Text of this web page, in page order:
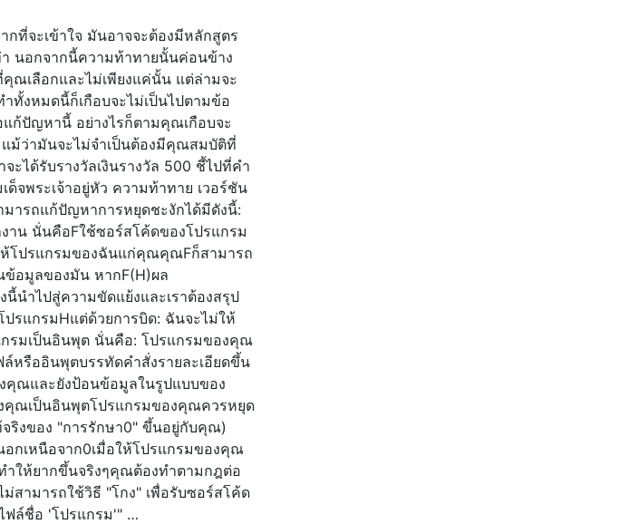
ที่จะเข้าใจ มันอาจจะต้องมีหลักสูตร
นอกจากนี้ความท้าทายนั้นค่อนข้าง
ณเลือกและไม่เพียงแค่นั้น แต่ล่ามจะ
ทั้งหมดนี้ก็เกือบจะไม่เป็นไปตามข้อ
ก้ปัญหานี้ อย่างไรก็ตามคุณเกือบจะ
ม้ว่ามันจะไม่จำเป็นต้องมีคุณสมบัติที่
ได้รับรางวัลเงินรางวัล 500 ชี้ไปที่คำ
จพระเจ้าอยู่หัว ความท้าทาย เวอร์ชัน
มารถแก้ปัญหาการหยุดชะงักได้มีดังนี้:
าน นั่นคือFใช้ซอร์สโค้ดของโปรแกรม
ห้โปรแกรมของฉันแก่คุณคุณFก็สามารถ
ข้อมูลของมัน หากF(H)ผล
นำไปสู่ความขัดแย้งและเราต้องสรุป
รแกรมHแต่ด้วยการบิด: ฉันจะไม่ให้
รมเป็นอินพุต นั่นคือ: โปรแกรมของคุณ
หรืออินพุตบรรทัดคำสั่งรายละเอียดขึ้น
คุณและยังป้อนข้อมูลในรูปแบบของ
คุณเป็นอินพุตโปรแกรมของคุณควรหยุด
ริงของ "การรักษา0" ขึ้นอยู่กับคุณ)
กเหนือจาก0เมื่อให้โปรแกรมของคุณ
ำให้ยากขึ้นจริงๆคุณต้องทำตามกฎต่อ
ามารถใช้วิธี "โกง" เพื่อรับซอร์สโค้ด
ฟล์ชื่อ 'โปรแกรม'" …